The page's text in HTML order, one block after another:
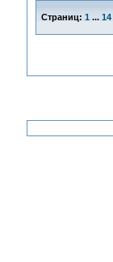
Страниц: 1 ... 14